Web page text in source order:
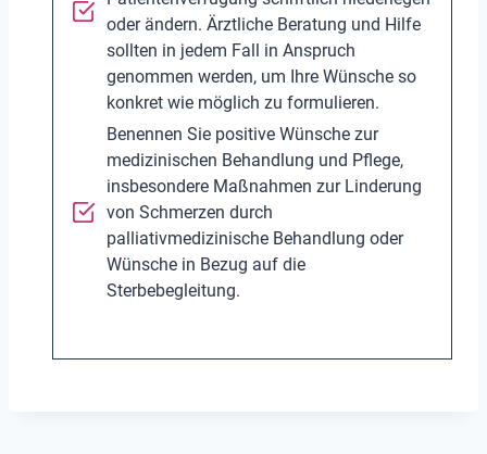
oder ändern. Ärztliche Beratung und Hilfe
sollten in jedem Fall in Anspruch
genommen werden, um Ihre Wünsche so
konkret wie möglich zu formulieren.
Benennen Sie positive Wünsche zur
medizinischen Behandlung und Pflege,
insbesondere Maßnahmen zur Linderung
von Schmerzen durch
palliativmedizinische Behandlung oder
Wünsche in Bezug auf die
Sterbebegleitung.